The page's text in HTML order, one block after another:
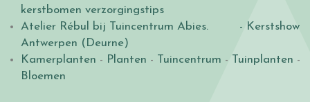
kerstbomen verzorgingstips
Atelier Rébul bij Tuincentrum Abies.
- Kerstshow
Antwerpen (Deurne)
Kamerplanten - Planten - Tuincentrum - Tuinplanten -
Bloemen